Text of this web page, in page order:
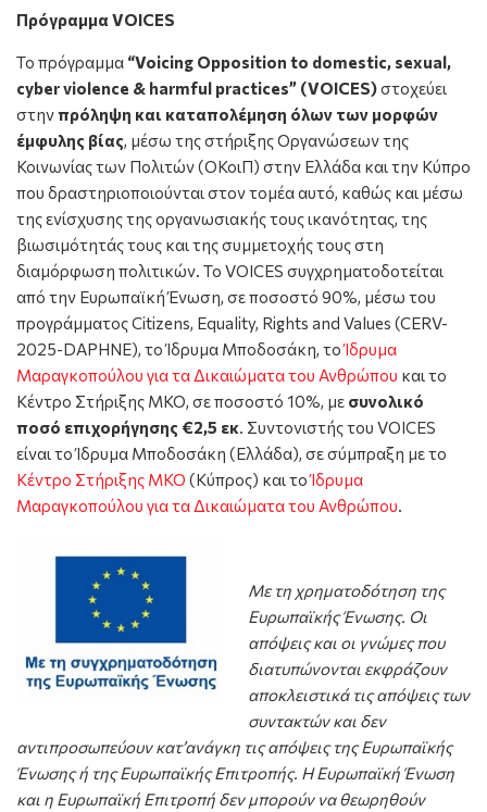
Πρόγραμμα VOICES
Το πρόγραμμα “Voicing Opposition to domestic, sexual,
cyberviolence & harmful practices” (VOICES)στοχεύει
στηνπρόληψη και καταπολέμηση όλων των μορφών
έμφυλης βίας, μέσω της στήριξης Οργανώσεων της
Κοινωνίας των Πολιτών (ΟΚοιΠ) στην Ελλάδα και την Κύπρο
που δραστηριοποιούνται στον τομέα αυτό, καθώς και μέσω
της ενίσχυσης της οργανωσιακής τους ικανότητας, της
βιωσιμότητάς τους και της συμμετοχής τους στη
διαμόρφωση πολιτικών. Το VOICES συγχρηματοδοτείται
από την Ευρωπαϊκή Ένωση, σε ποσοστό 90%, μέσω του
προγράμματος Citizens, Equality, Rights and Values (CERV-
2025-DAPHNE), το Ίδρυμα Μποδοσάκη, τοΊδρυμα
Μαραγκοπούλου για τα Δικαιώματα του Ανθρώπου και το
Κέντρο Στήριξης ΜΚΟ, σε ποσοστό 10%, με συνολικό
ποσό επιχορήγησης €2,5 εκ. Συντονιστής του VOICES
είναι το Ίδρυμα Μποδοσάκη (Ελλάδα), σε σύμπραξη με το
Κέντρο Στήριξης ΜΚΟ (Κύπρος) και τοΊδρυμα
Μαραγκοπούλου για τα Δικαιώματα του Ανθρώπου.
Με τη χρηματοδότηση της
Ευρωπαϊκής Ένωσης. Οι
απόψεις και οι γνώμες που
διατυπώνονται εκφράζουν
αποκλειστικά τις απόψεις των
συντακτών και δεν
αντιπροσωπεύουν κατ’ανάγκη τις απόψεις της Ευρωπαϊκής
Ένωσης ή της Ευρωπαϊκής Επιτροπής. Η Ευρωπαϊκή Ένωση
και η Ευρωπαϊκή Επιτροπή δεν μπορούν να θεωρηθούν